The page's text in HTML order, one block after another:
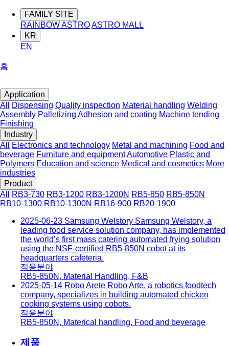
FAMILY SITE
RAINBOW ASTROASTRO MALL
KR
EN
홈
Application
All
Dispensing Quality inspection Material handling Welding
Assembly Palletizing Adhesion and coating Machine tending
Finishing
Industry
All
Electronics and technology Metal and machining Food and
beverage Furniture and equipmentAutomotive Plastic and
Polymers Education and science Medical and cosmetics More
industries
Product
All
RB3-730 RB3-1200 RB3-1200N RB5-850 RB5-850N
RB10-1300 RB10-1300N RB16-900 RB20-1900
2025-06-23 Samsung Welstory Samsung Welstory, a
leading food service solution company, has implemented
the world’s first mass catering automated frying solution
using the NSF-certified RB5-850N cobot at its
headquarters cafeteria.
적용분야
RB5-850N , Material Handling, F&B
2025-05-14 Robo Arete Robo Arte, a robotics foodtech
company, specializes in building automated chicken
cooking systems using cobots.
적용분야
RB5-850N , Materical handling, Food and beverage
제품